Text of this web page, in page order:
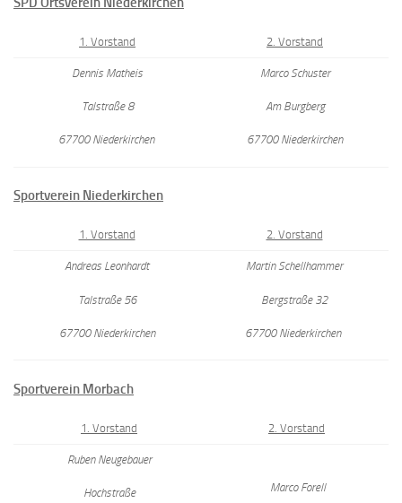
1. Vorstand 2. Vorstand
Dennis Matheis
Talstraße 8
67700 Niederkirchen
Marco Schuster
Am Burgberg
67700 Niederkirchen
Sportverein Niederkirchen
1. Vorstand 2. Vorstand
Andreas Leonhardt
Talstraße 56
67700 Niederkirchen
Martin Schellhammer
Bergstraße 32
67700 Niederkirchen
Sportverein Morbach
1. Vorstand 2. Vorstand
Ruben Neugebauer
Hochstraße Marco Forell